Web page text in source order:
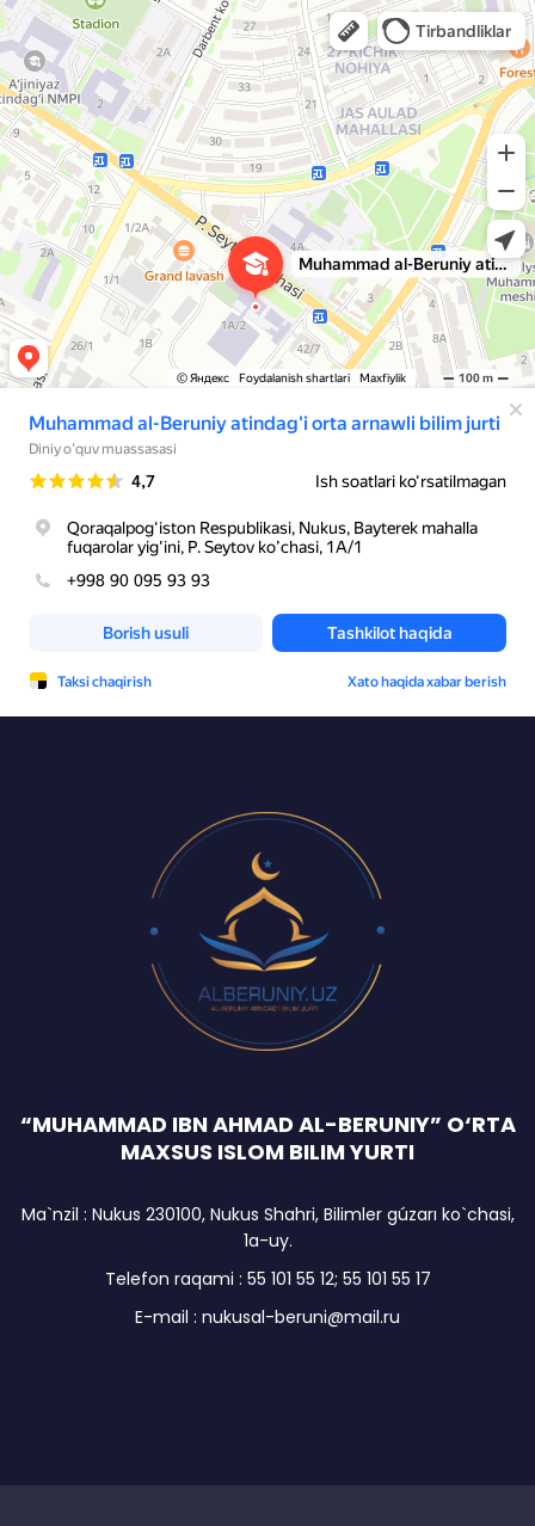
Средне-специальное исламское учебное заведение Мухаммад ал-Беруний
Духовное учебное заведение в Нукусе
“MUHAMMAD IBN AHMAD AL-BERUNIY” O‘RTA
MAXSUS ISLOM BILIM YURTI
Ma`nzil : Nukus 230100, Nukus Shahri, Bilimler gúzarı ko`chasi,
1a-uy.
Telefon raqami : 55 101 55 12; 55 101 55 17
E-mail : nukusal-beruni@mail.ru